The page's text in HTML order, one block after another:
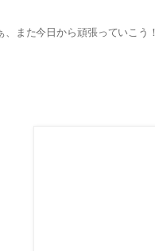
、また今日から頑張っていこう！